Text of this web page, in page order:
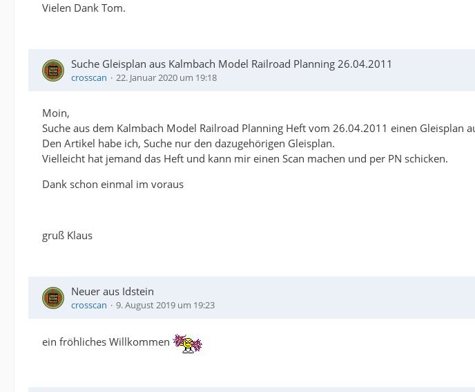
Vielen Dank Tom.
Suche Gleisplan aus Kalmbach Model Railroad Planning 26.04.2011
crosscan 22. Januar 2020 um 19:18
Moin,
Suche aus dem Kalmbach Model Railroad Planning Heft vom 26.04.2011 einen
Den Artikel habe ich, Suche nur den dazugehörigen Gleisplan.
Vielleicht hat jemand das Heft und kann mir einen Scan machen und per PN schicken.
Dank schon einmal im voraus
gruß Klaus
Neuer aus Idstein
crosscan 9. August 2019 um 19:23
ein fröhliches Willkommen